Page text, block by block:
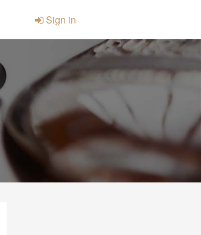
Sign in